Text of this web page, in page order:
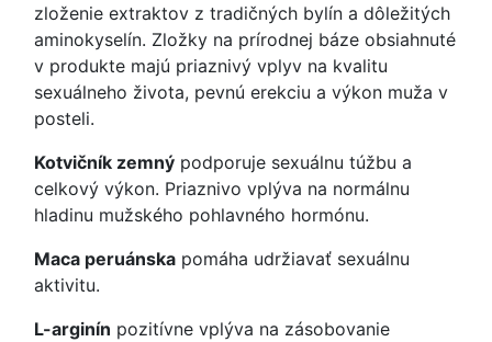
zloženie extraktov z tradičných bylín a dôležitých
aminokyselín. Zložky na prírodnej báze obsiahnuté
v produkte majú priaznivý vplyv na kvalitu
sexuálneho života, pevnú erekciu a výkon muža v
posteli.
Kotvičník zemný podporuje sexuálnu túžbu a
celkový výkon. Priaznivo vplýva na normálnu
hladinu mužského pohlavného hormónu.
Maca peruánska pomáha udržiavať sexuálnu
aktivitu.
L-arginín pozitívne vplýva na zásobovanie